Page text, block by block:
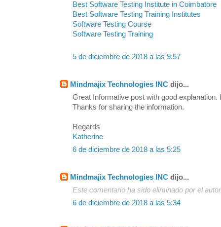
Best Software Testing Institute in Coimbatore
Best Software Testing Training Institutes
Software Testing Course
Software Testing Training
5 de diciembre de 2018 a las 9:57
Mindmajix Technologies INC dijo...
Great Informative post with good explanation.
Thanks for sharing the information.
Regards
Katherine
6 de diciembre de 2018 a las 5:25
Mindmajix Technologies INC dijo...
Este comentario ha sido eliminado por el
6 de diciembre de 2018 a las 5:34